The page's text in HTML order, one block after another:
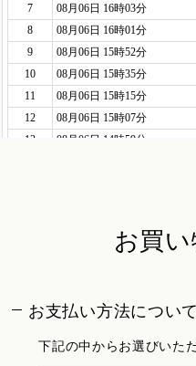
お買
お支払い方法について
下記の中からお選びいた